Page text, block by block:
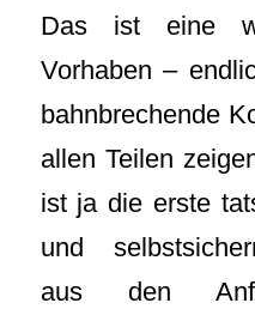
Das ist eine
Vorhaben –
bahnbrechende
allen Teilen
ist ja die erste
und
aus den